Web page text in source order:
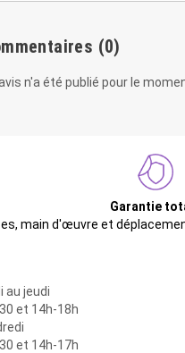
(0)
n'a été publié pour le
Garantie
main d'œuvre et
au jeudi
et 14h-18h
et 14h-17h